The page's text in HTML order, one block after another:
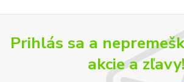
Prihlás sa a
akcie a zľavy!